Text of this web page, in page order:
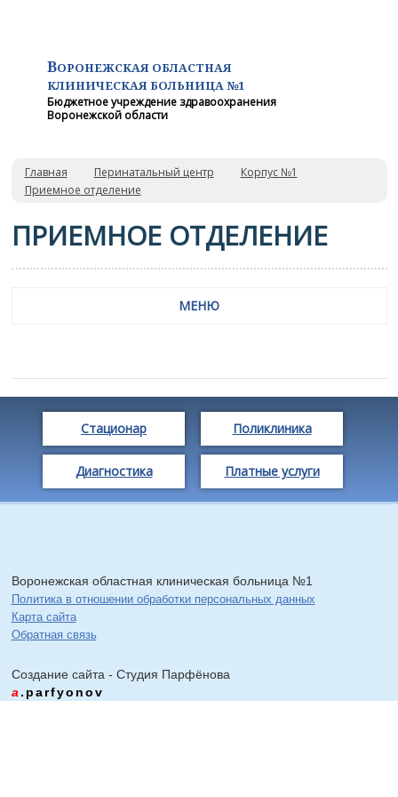
ВОРОНЕЖСКАЯ ОБЛАСТНАЯ
КЛИНИЧЕСКАЯ БОЛЬНИЦА №1
Бюджетное учреждение здравоохранения
Воронежской области
Главная Перинатальный центр
Корпус №1
Приемное отделение
ПРИЕМНОЕ ОТДЕЛЕНИЕ
МЕНЮ
Стационар Поликлиника
Диагностика Платные услуги
Воронежская областная клиническая больница №1
Политика в отношении обработки персональных данных
Карта сайта
Обратная связь
Создание сайта - Cтудия Парфёнова
a .parfyonov